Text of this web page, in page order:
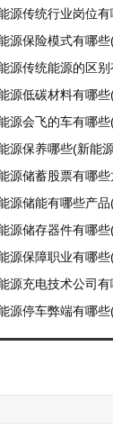
源传统行业岗位
源保险模式有哪
源传统能源的区别
源低碳材料有哪
源会飞的车有哪
源保养哪些(新能
源储蓄股票有哪
源储能有哪些产
源储存器件有哪
源保障职业有哪
源充电技术公司
源停车弊端有哪